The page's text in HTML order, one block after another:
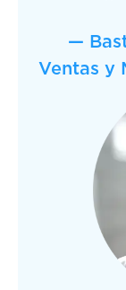
—
Ventas y